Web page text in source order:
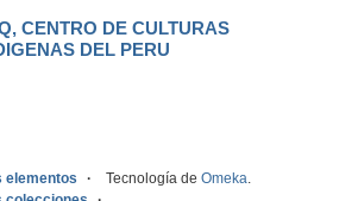
CENTRO DE CULTURAS
DEL PERU
elementos
Tecnología de Omeka.